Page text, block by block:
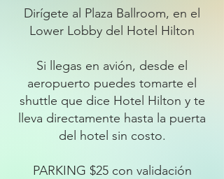
Dirígete al Plaza Ballroom, en el
Lower Lobby del Hotel Hilton
Si llegas en avión, desde el
aeropuerto puedes tomarte el
shuttle que dice Hotel Hilton y te
lleva directamente hasta la puerta
del hotel sin costo.
PARKING $25 con validación